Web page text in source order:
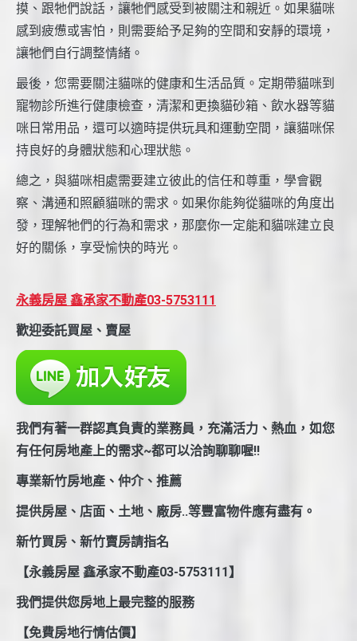
摸、跟牠們說話，讓牠們感受到被關注和親近。如果貓咪
感到疲憊或害怕，則需要給予足夠的空間和安靜的環境，
讓牠們自行調整情緒。
最後，您需要關注貓咪的健康和生活品質。定期帶貓咪到
寵物診所進行健康檢查，清潔和更換貓砂箱、飲水器等貓
咪日常用品，還可以適時提供玩具和運動空間，讓貓咪保
持良好的身體狀態和心理狀態。
總之，與貓咪相處需要建立彼此的信任和尊重，學會觀
察、溝通和照顧貓咪的需求。如果你能夠從貓咪的角度出
發，理解牠們的行為和需求，那麼你一定能和貓咪建立良
好的關係，享受愉快的時光。
永義房屋 鑫承家不動產03-5753111
歡迎委託買屋、賣屋
我們有著一群認真負責的業務員，充滿活力、熱血，如您
有任何房地產上的需求~都可以洽詢聊聊喔!!
專業新竹房地產、仲介、推薦
提供房屋、店面、土地、廠房..等豐富物件應有盡有。
新竹買房、新竹賣房請指名
【永義房屋 鑫承家不動產03-5753111】
我們提供您房地上最完整的服務
【免費房地行情估價】